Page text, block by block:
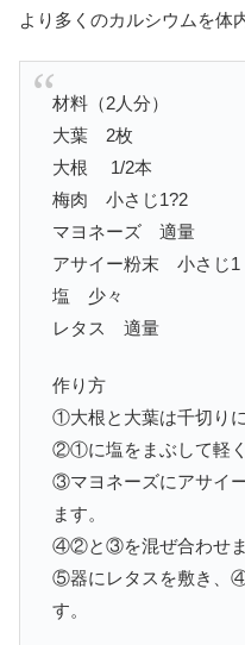
より多くのカルシウムを体
材料（2人分）
大葉 2枚
大根 1/2本
梅肉 小さじ1?2
マヨネーズ 適量
アサイー粉末 小さじ1
塩 少々
レタス 適量
作り方
①大根と大葉は千切り
②①に塩をまぶして軽く
③マヨネーズにアサイ
ます。
④②と③を混ぜ合わせま
⑤器にレタスを敷き、
す。